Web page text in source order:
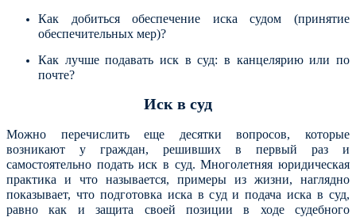
Как добиться обеспечение иска судом (принятие
обеспечительных мер)?
Как лучше подавать иск в суд: в канцелярию или по
почте?
Иск в суд
Можно перечислить еще десятки вопросов, которые
возникают у граждан, решивших в первый раз и
самостоятельно подать иск в суд. Многолетняя юридическая
практика и что называется, примеры из жизни, наглядно
показывает, что подготовка иска в суд и подача иска в суд,
равно как и защита своей позиции в ходе судебного